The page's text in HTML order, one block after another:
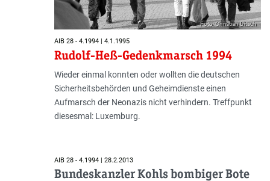
Foto: Christian Ditsch
AIB 28 - 4.1994 | 4.1.1995
Rudolf-Heß-Gedenkmarsch 1994
Wieder einmal konnten oder wollten die deutschen
Sicherheitsbehörden und Geheimdienste einen
Aufmarsch der Neonazis nicht verhindern. Treffpunkt
diesesmal: Luxemburg.
AIB 28 - 4.1994 | 28.2.2013
Bundeskanzler Kohls bombiger Bote